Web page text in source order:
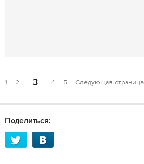
1 2 3 4 5 Следующая страница
Поделиться: